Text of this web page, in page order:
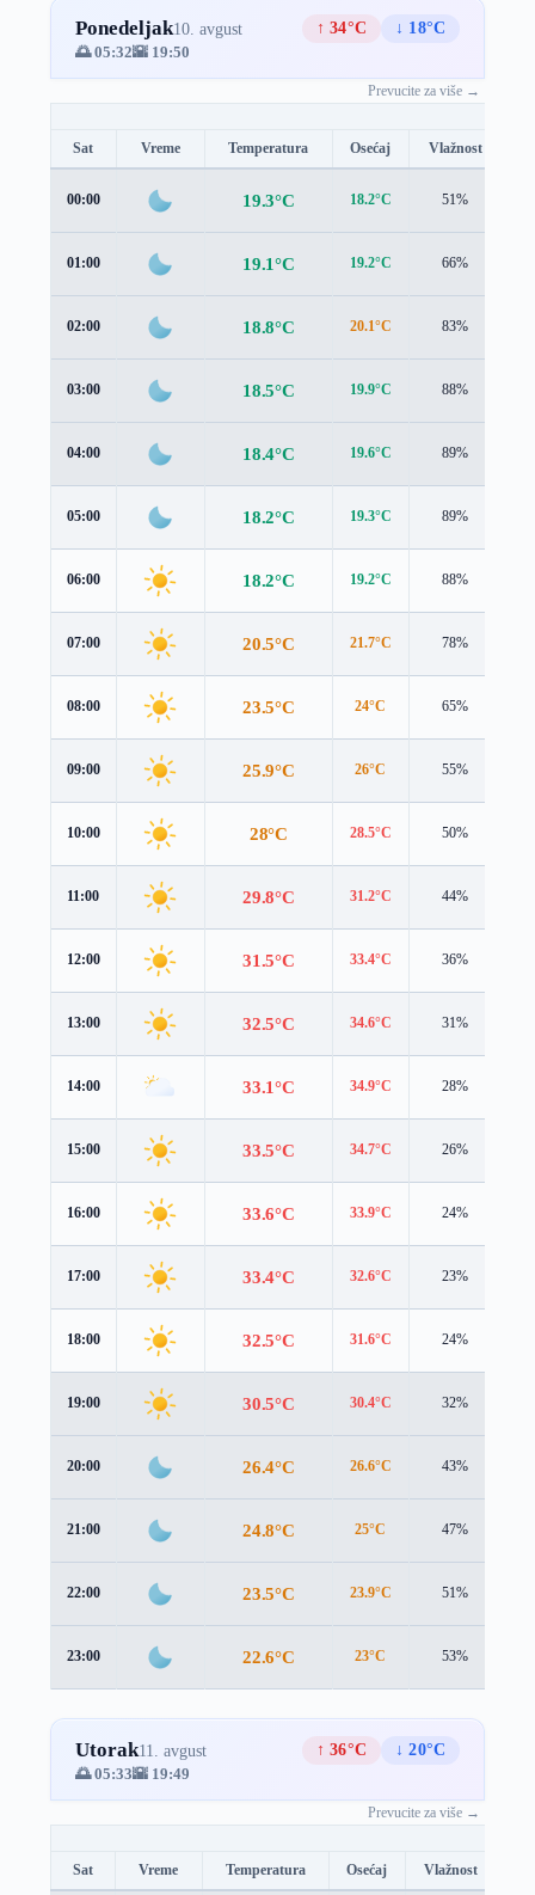
Ponedeljak10. avgust ↑ 34°C
↓ 18°C
🌅 05:32🌇 19:50
Prevucite za više →
Sat Vreme Temperatura Osećaj Vlažnost
00:00 19.3°C 18.2°C 51%
01:00 19.1°C 19.2°C 66%
02:00 18.8°C 20.1°C 83%
03:00 18.5°C 19.9°C 88%
04:00 18.4°C 19.6°C 89%
05:00 18.2°C 19.3°C 89%
06:00 18.2°C 19.2°C 88%
07:00 20.5°C 21.7°C 78%
08:00 23.5°C 24°C 65%
09:00 25.9°C 26°C 55%
10:00 28°C 28.5°C 50%
11:00 29.8°C 31.2°C 44%
12:00 31.5°C 33.4°C 36%
13:00 32.5°C 34.6°C 31%
14:00 33.1°C 34.9°C 28%
15:00 33.5°C 34.7°C 26%
16:00 33.6°C 33.9°C 24%
17:00 33.4°C 32.6°C 23%
18:00 32.5°C 31.6°C 24%
19:00 30.5°C 30.4°C 32%
20:00 26.4°C 26.6°C 43%
21:00 24.8°C 25°C 47%
22:00 23.5°C 23.9°C 51%
23:00 22.6°C 23°C 53%
Utorak11. avgust ↑ 36°C
↓ 20°C
🌅 05:33🌇 19:49
Prevucite za više →
Sat Vreme Temperatura Osećaj Vlažnost